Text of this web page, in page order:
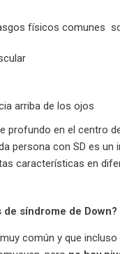
físicos comunes
arriba de los ojos
profundo en el centro
persona con SD es un
características en
de síndrome de Down?
común y que